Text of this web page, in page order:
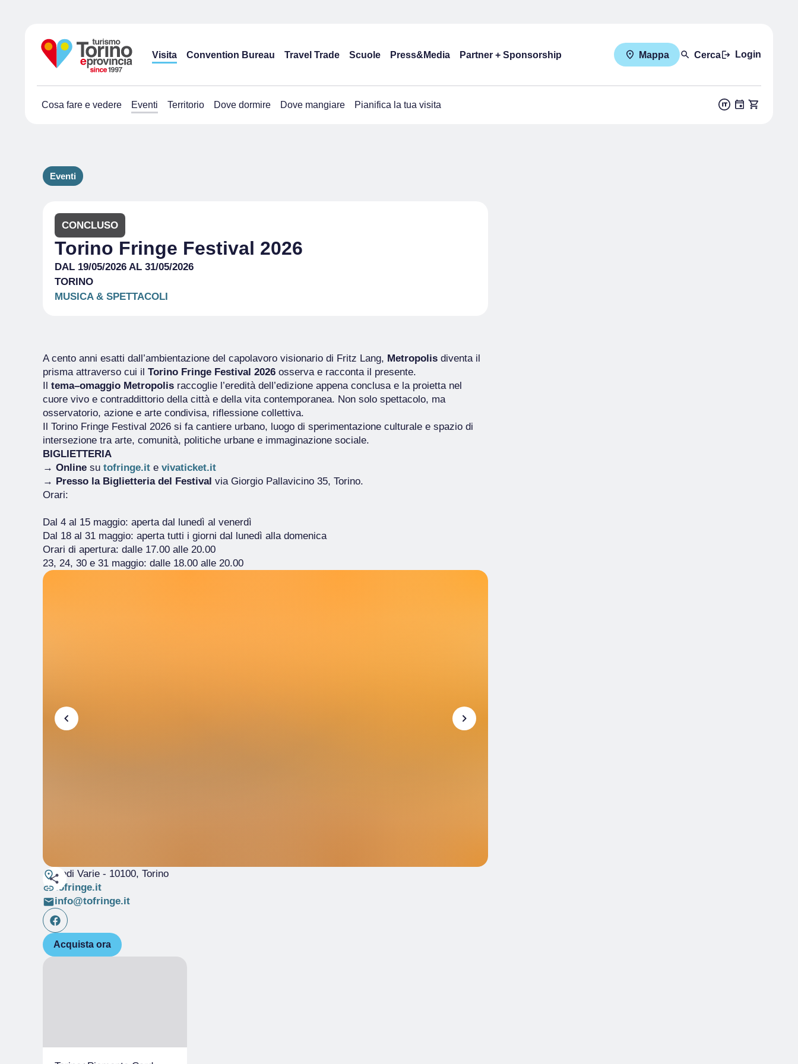
Visita Convention Bureau Travel Trade Scuole Press&Media Partner + Sponsorship Mappa Cerca Login
Cosa fare e vedere Eventi Territorio Dove dormire Dove mangiare Pianifica la tua visita
Eventi
CONCLUSO
Torino Fringe Festival 2026
DAL 19/05/2026 AL 31/05/2026
TORINO
MUSICA & SPETTACOLI
A cento anni esatti dall’ambientazione del capolavoro visionario di Fritz Lang, Metropolis diventa il
prisma attraverso cui il Torino Fringe Festival 2026 osserva e racconta il presente.
Il tema–omaggio Metropolis raccoglie l’eredità dell’edizione appena conclusa e la proietta nel
cuore vivo e contraddittorio della città e della vita contemporanea. Non solo spettacolo, ma
osservatorio, azione e arte condivisa, riflessione collettiva.
Il Torino Fringe Festival 2026 si fa cantiere urbano, luogo di sperimentazione culturale e spazio di
intersezione tra arte, comunità, politiche urbane e immaginazione sociale.
BIGLIETTERIA
→ Online su tofringe.it e vivaticket.it
→ Presso la Biglietteria del Festival via Giorgio Pallavicino 35, Torino.
Orari:
Dal 4 al 15 maggio: aperta dal lunedì al venerdì
Dal 18 al 31 maggio: aperta tutti i giorni dal lunedì alla domenica
Orari di apertura: dalle 17.00 alle 20.00
23, 24, 30 e 31 maggio: dalle 18.00 alle 20.00
Sedi Varie- 10100, Torino
tofringe.it
info@tofringe.it
Acquista ora